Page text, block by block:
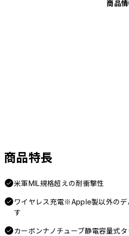
商品情
商品特長
米軍MIL規格超えの耐衝撃性
ワイヤレス充電※Apple製以外のデ
す
カーボンナノチューブ静電容量式